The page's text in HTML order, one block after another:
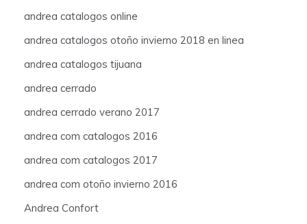
andrea catalogos online
andrea catalogos otoño invierno 2018 en linea
andrea catalogos tijuana
andrea cerrado
andrea cerrado verano 2017
andrea com catalogos 2016
andrea com catalogos 2017
andrea com otoño invierno 2016
Andrea Confort